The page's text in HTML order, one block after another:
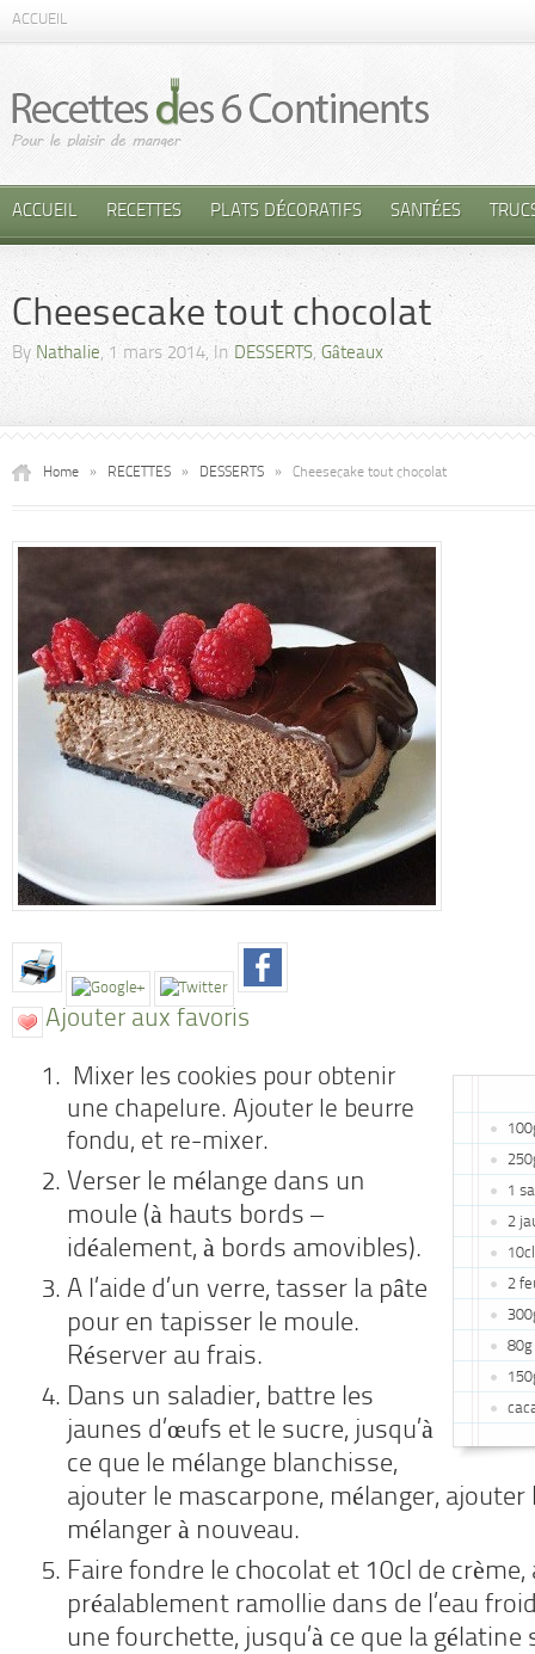
ACCUEIL
ACCUEIL RECETTES PLATS DÉCORATIFS SANTÉES
Cheesecake tout chocolat
By Nathalie, 1 mars 2014, In DESSERTS,Gâteaux
Home » RECETTES » DESSERTS » Cheesecake tout chocolat
Ajouter aux favoris
1
2
2
Mixer les cookies pour obtenir
une chapelure. Ajouter le beurre
fondu, et re-mixer.
Verser le mélange dans un
moule (à hauts bords –
idéalement, à bords amovibles).
A l’aide d’un verre, tasser la pâte
pour en tapisser le moule.
Réserver au frais.
Dans un saladier, battre les
jaunes d’œufs et le sucre, jusqu’à
ce que le mélange blanchisse,
ajouter le mascarpone, mélanger, ajouter
mélanger à nouveau.
Faire fondre le chocolat et 10cl de
préalablement ramollie dans de l’eau
une fourchette, jusqu’à ce que la